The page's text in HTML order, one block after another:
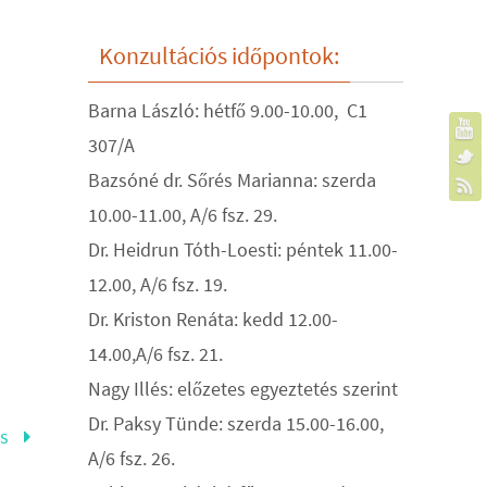
Konzultációs időpontok:
Barna László: hétfő 9.00-10.00, C1
307/A
Bazsóné dr. Sőrés Marianna: szerda
10.00-11.00, A/6 fsz. 29.
Dr. Heidrun Tóth-Loesti: péntek 11.00-
12.00, A/6 fsz. 19.
Dr. Kriston Renáta: kedd 12.00-
14.00,A/6 fsz. 21.
Nagy Illés: előzetes egyeztetés szerint
Dr. Paksy Tünde: szerda 15.00-16.00,
A/6 fsz. 26.